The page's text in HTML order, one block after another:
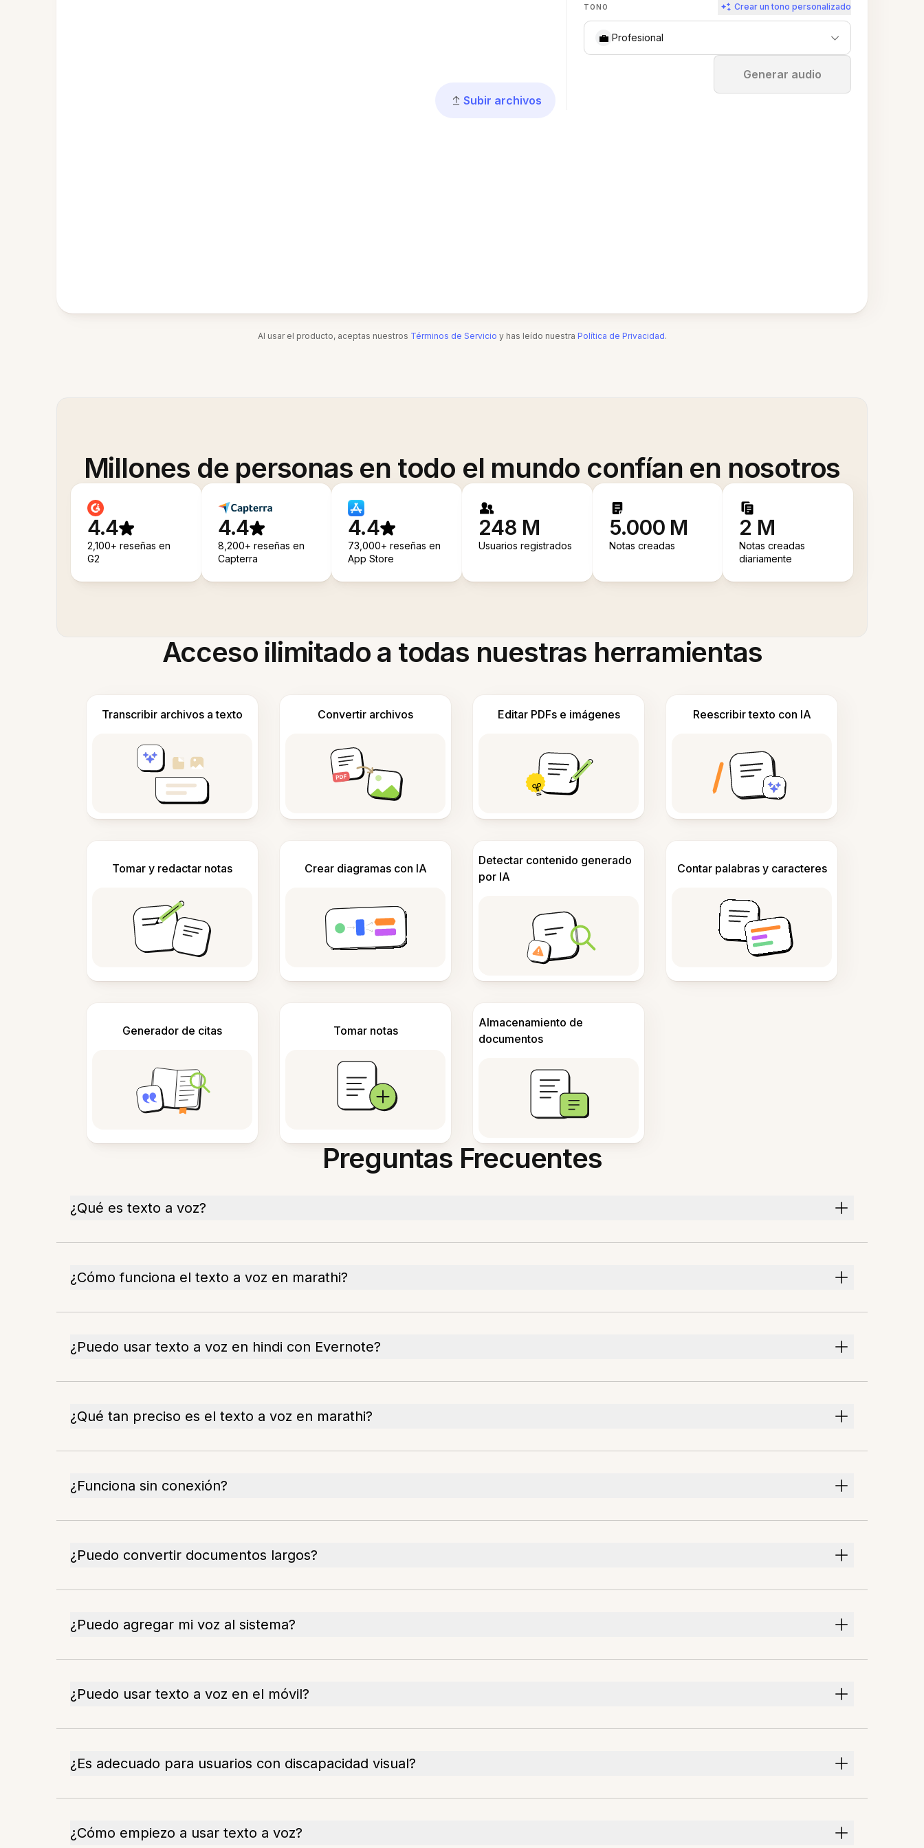
Subir archivos
TONO Crear un tono personalizado
💼 Profesional
Generar audio
Detener
Al usar el producto, aceptas nuestros Términos de Servicio y has leído nuestra Política de Privacidad.
Millones de personas en todo el mundo confían en nosotros
4.4
2,100+ reseñas en
G2
4.4
8,200+ reseñas en
Capterra
4.4
73,000+ reseñas en
App Store
248 M
Usuarios registrados
5.000 M
Notas creadas
2 M
Notas creadas
diariamente
Acceso ilimitado a todas nuestras herramientas
Transcribir archivos a texto Convertir archivos Editar PDFs e imágenes Reescribir texto con IA
Tomar y redactar notas Crear diagramas con IA
Detectar contenido generado
por IA
Contar palabras y caracteres
Generador de citas Tomar notas
Almacenamiento de
documentos
Preguntas Frecuentes
¿Qué es texto a voz?
¿Cómo funciona el texto a voz en marathi?
¿Puedo usar texto a voz en hindi con Evernote?
¿Qué tan preciso es el texto a voz en marathi?
¿Funciona sin conexión?
¿Puedo convertir documentos largos?
¿Puedo agregar mi voz al sistema?
¿Puedo usar texto a voz en el móvil?
¿Es adecuado para usuarios con discapacidad visual?
¿Cómo empiezo a usar texto a voz?